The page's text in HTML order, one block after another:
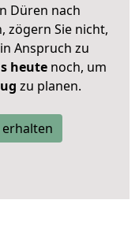
Düren nach
zögern Sie nicht,
Anspruch zu
heutenoch, um
zu planen.